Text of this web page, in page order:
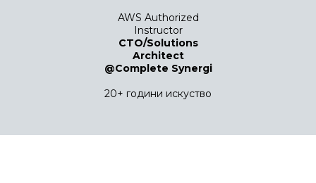
AWS Authorized
Instructor
CTO/Solutions
Architect
@Complete Synergi
20+ години искуство